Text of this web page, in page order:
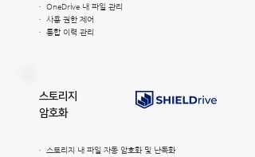
∙ OneDrive 내 파일 관리
∙ 사용 권한 제어
∙ 통합 이력 관리
​스토리지
암호화
∙ 스토리지 내 파일 자동 암호화 및 난독화